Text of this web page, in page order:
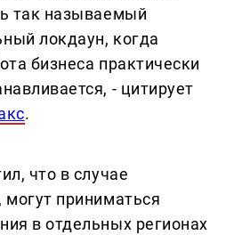
так называемый
локдаун, когда
бизнеса практически
- цитирует
.
что в случае
могут приниматься
в отдельных регионах